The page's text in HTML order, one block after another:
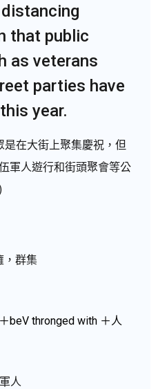
that public
as veterans
parties have
year.
在大街上聚集慶祝，但
軍人遊行和街頭聚會等公
，群集
beV thronged with ＋人
人